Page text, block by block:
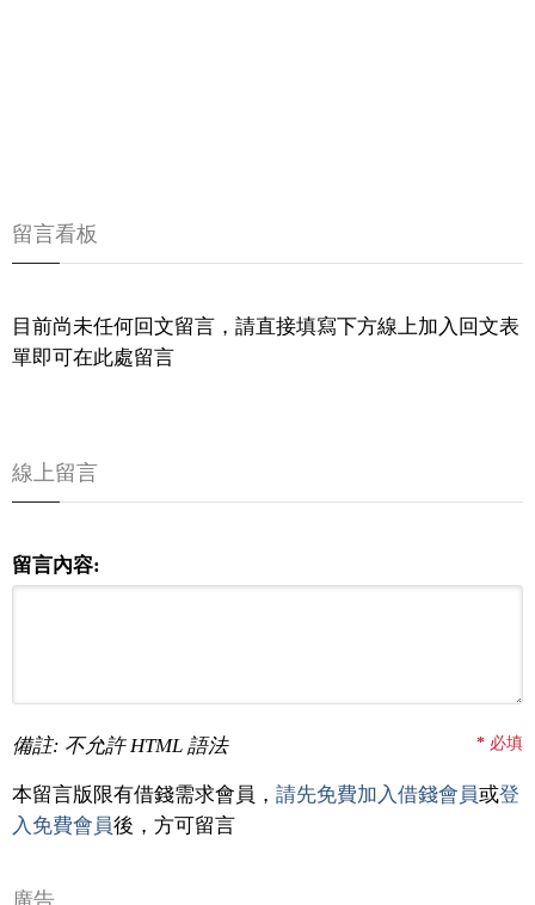
留言看板
目前尚未任何回文留言，請直接填寫下方線上加入回文表
單即可在此處留言
線上留言
留言內容:
備註: 不允許 HTML 語法 * 必填
本留言版限有借錢需求會員， 請先免費加入借錢會員或登
入免費會員後，方可留言
廣告